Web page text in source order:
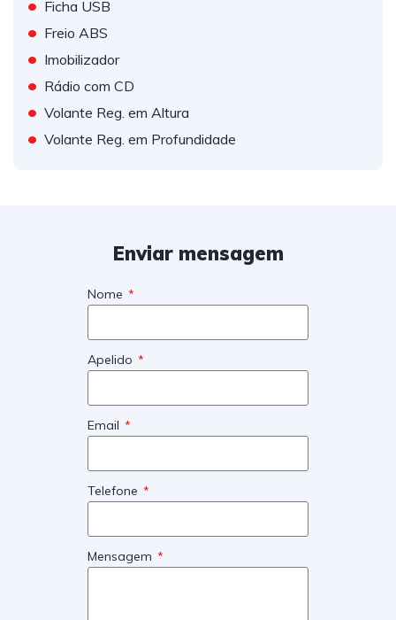
Ficha USB
• Freio ABS
• Imobilizador
• Rádio com CD
• Volante Reg. em Altura
• Volante Reg. em Profundidade
Enviar mensagem
Nome
Apelido
Email
Telefone
Mensagem